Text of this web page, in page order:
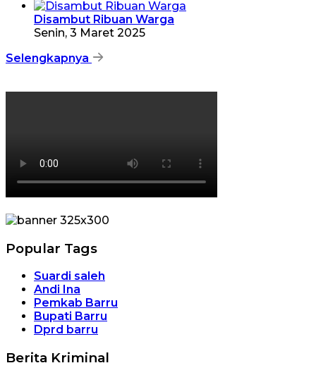
Disambut Ribuan Warga
Senin, 3 Maret 2025
Selengkapnya
Popular Tags
Suardi saleh
Andi Ina
Pemkab Barru
Bupati Barru
Dprd barru
Berita Kriminal